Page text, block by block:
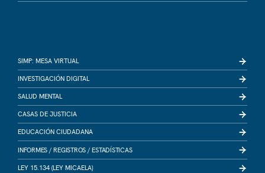
SIMP: MESA VIRTUAL
INVESTIGACIÓN DIGITAL
SALUD MENTAL
CASAS DE JUSTICIA
EDUCACIÓN CIUDADANA
INFORMES / REGISTROS / ESTADÍSTICAS
LEY 15.134 (LEY MICAELA)